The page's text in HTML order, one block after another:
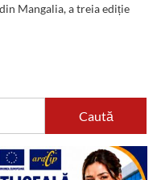
Mangalia, a treia ediție